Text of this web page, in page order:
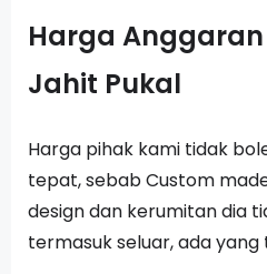
Harga
Jahit Pukal
Harga pihak kami tidak
tepat, sebab Custom
design dan kerumitan dia
termasuk seluar, ada yang